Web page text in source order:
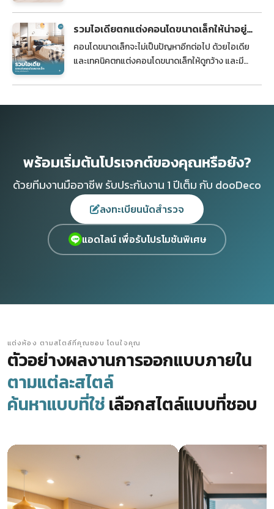
รวมไอเดียตกแต่งคอนโดขนาดเล็กให้น่าอยู่
ฟังก์ชันลงตัว
คอนโดขนาดเล็กจะไม่เป็นปัญหาอีกต่อไป ด้วยไอเดีย
และเทคนิคตกแต่งคอนโดขนาดเล็กให้ดูกว้าง และมี
อย่างลงตัว
พร้อมเริ่มต้นโปรเจกต์ของคุณหรือยัง?
ด้วยทีมงานมืออาชีพ รับประกันงาน 1 ปีเต็ม กับ dooDeco
ลงทะเบียนนัดสำรวจ
แอดไลน์ เพื่อรับโปรโมชันพิเศษ
แต่งห้อง ตามสไตล์ที่คุณชอบ โดนใจคุณ
ตัวอย่างผลงานการออกแบบภายใน
ตามแต่ละสไตล์
ค้นหาแบบที่ใช่เลือกสไตล์แบบที่ชอบ